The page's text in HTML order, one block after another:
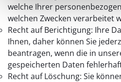
welche Ihrer
welchen Zwecken verarbeitet
Recht auf Berichtigung: Ihre
Ihnen, daher können Sie
beantragen, wenn die in
gespeicherten Daten
Recht auf Löschung: Sie